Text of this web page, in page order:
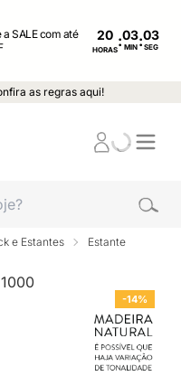
SALE com até
20
HORAS: MIN : SEG
as regras aqui!
e Estantes Estante
-14%